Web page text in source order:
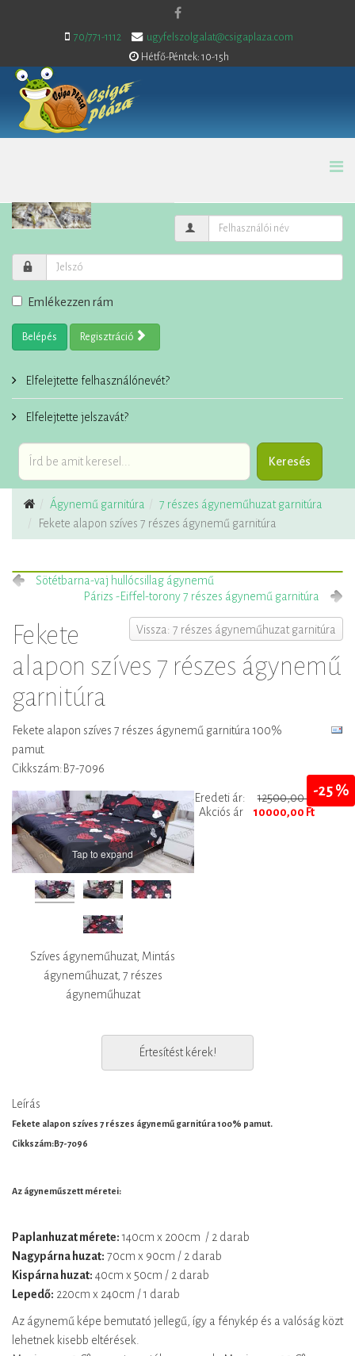
70/771-1112
ugyfelszolgalat@csigaplaza.com
Hétfő-Péntek: 10-15h
Emlékezzen rám
Belépés Regisztráció
Elfelejtette felhasználónevét?
Elfelejtette jelszavát?
Ágynemű garnitúra
7 részes ágyneműhuzat garnitúra
Fekete alapon szíves 7 részes ágynemű garnitúra
Sötétbarna-vaj hullócsillag ágynemű
Párizs -Eiffel-torony 7 részes ágynemű garnitúra
Vissza: 7 részes ágyneműhuzat garnitúra
Fekete
alapon szíves 7 részes ágynemű
garnitúra
Fekete alapon szíves 7 részes ágynemű garnitúra 100%
pamut.
Cikkszám:B7-7096
Tap to expand
Szíves ágyneműhuzat, Mintás
ágyneműhuzat, 7 részes
ágyneműhuzat
-25 %
Eredeti ár:
12500,00 Ft
Akciós ár
10000,00 Ft
Értesítést kérek!
Leírás
Fekete alapon szíves 7 részes ágynemű garnitúra 100% pamut.
Cikkszám:B7-7096
Az ágyneműszett méretei:
Paplanhuzat mérete:140cm x 200cm / 2 darab
Nagypárna huzat: 70cm x 90cm / 2 darab
Kispárna huzat: 40cm x 50cm / 2 darab
Lepedő: 220cm x 240cm / 1 darab
Az ágynemű képe bemutató jellegű, így a fénykép és a valóság közt
lehetnek kisebb eltérések.